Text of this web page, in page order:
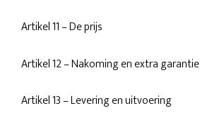
Artikel 11 – De prijs
Artikel 12 – Nakoming en extra garantie
Artikel 13 – Levering en uitvoering